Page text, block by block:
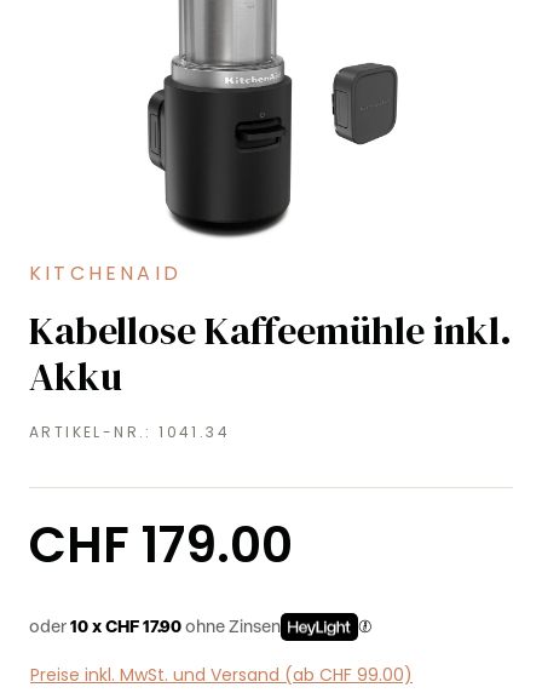
KITCHENAID
Kabellose Kaffeemühle inkl.
Akku
ARTIKEL-NR.:1041.34
Regulärer Preis:
CHF 179.00
oder 10 x CHF 17.90 ohne Zinsen
Preise inkl. MwSt. und Versand (ab CHF 99.00)